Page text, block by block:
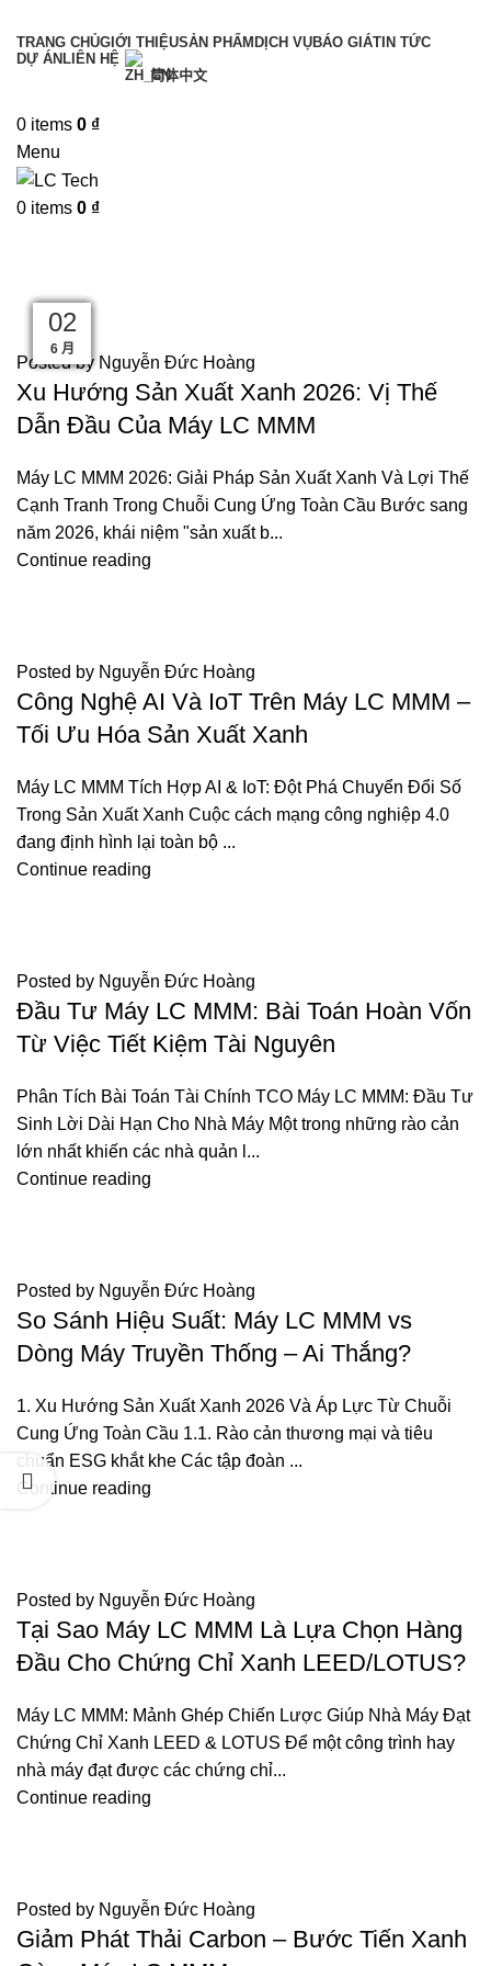
TRANG CHỦGIỚI THIỆUSẢN PHẨM DỊCH VỤBÁO GIÁTIN TỨC
DỰ ÁN LIÊN HỆ
简体中文
0 items 0 ₫
Menu
0 items 0 ₫
27
7 月
TIN TỨC
Posted by Nguyễn Đức Hoàng
Xu Hướng Sản Xuất Xanh 2026: Vị Thế
Dẫn Đầu Của Máy LC MMM
Máy LC MMM 2026: Giải Pháp Sản Xuất Xanh Và Lợi Thế
Cạnh Tranh Trong Chuỗi Cung Ứng Toàn Cầu Bước sang
năm 2026, khái niệm "sản xuất b...
Continue reading
27
7 月
Posted by Nguyễn Đức Hoàng
Công Nghệ AI Và IoT Trên Máy LC MMM –
Tối Ưu Hóa Sản Xuất Xanh
Máy LC MMM Tích Hợp AI & IoT: Đột Phá Chuyển Đổi Số
Trong Sản Xuất Xanh Cuộc cách mạng công nghiệp 4.0
đang định hình lại toàn bộ ...
Continue reading
27
7 月
Posted by Nguyễn Đức Hoàng
Đầu Tư Máy LC MMM: Bài Toán Hoàn Vốn
Từ Việc Tiết Kiệm Tài Nguyên
Phân Tích Bài Toán Tài Chính TCO Máy LC MMM: Đầu Tư
Sinh Lời Dài Hạn Cho Nhà Máy Một trong những rào cản
lớn nhất khiến các nhà quản l...
Continue reading
27
7 月
Posted by Nguyễn Đức Hoàng
So Sánh Hiệu Suất: Máy LC MMM vs
Dòng Máy Truyền Thống – Ai Thắng?
1. Xu Hướng Sản Xuất Xanh 2026 Và Áp Lực Từ Chuỗi
Cung Ứng Toàn Cầu 1.1. Rào cản thương mại và tiêu
chuẩn ESG khắt khe Các tập đoàn ...
Continue reading
27
7 月
Posted by Nguyễn Đức Hoàng
Tại Sao Máy LC MMM Là Lựa Chọn Hàng
Đầu Cho Chứng Chỉ Xanh LEED/LOTUS?
Máy LC MMM: Mảnh Ghép Chiến Lược Giúp Nhà Máy Đạt
Chứng Chỉ Xanh LEED & LOTUS Để một công trình hay
nhà máy đạt được các chứng chỉ...
Continue reading
27
7 月
Posted by Nguyễn Đức Hoàng
Giảm Phát Thải Carbon – Bước Tiến Xanh
27
7 月
27
7 月
27
7 月
02
6 月